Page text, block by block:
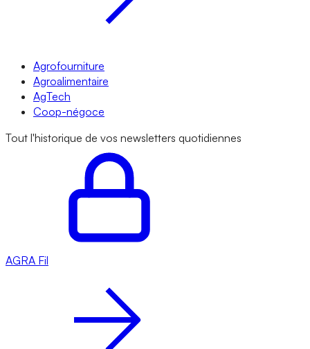
Agrofourniture
Agroalimentaire
AgTech
Coop-négoce
Tout l'historique de vos newsletters quotidiennes
AGRA Fil